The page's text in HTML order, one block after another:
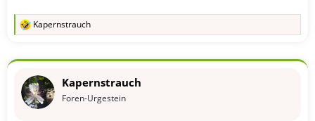
R
k
o
Kapernstrauch
Kapernstrauch
Foren-Urgestein